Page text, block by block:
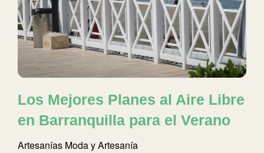
Los Mejores Planes al Aire Libre
en Barranquilla para el Verano
Artesanías Moda y Artesanía